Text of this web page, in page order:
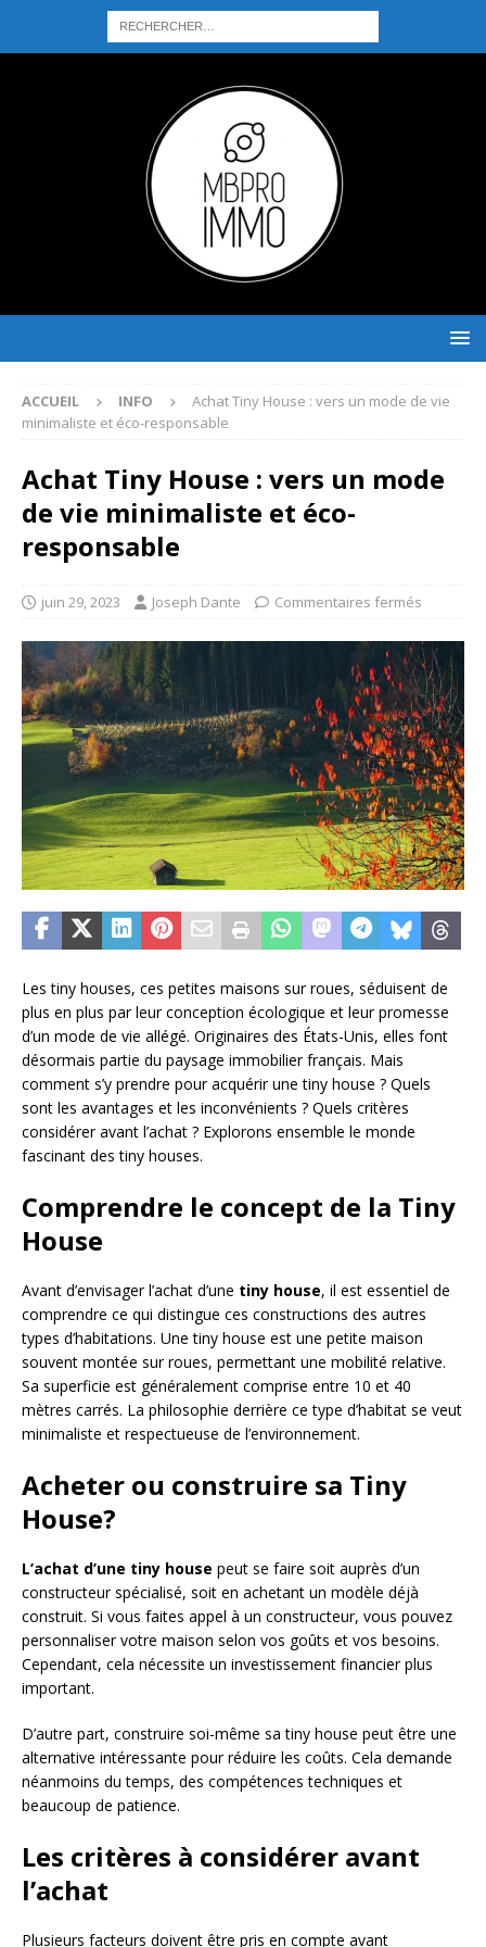
ACCUEIL INFO
Achat Tiny House : vers un mode de vie
minimaliste et éco-responsable
Achat Tiny House : vers un mode
de vie minimaliste et éco-
responsable
juin 29, 2023 Joseph Dante Commentaires fermés
Les tiny houses, ces petites maisons sur roues, séduisent de
plus en plus par leur conception écologique et leur promesse
d’un mode de vie allégé. Originaires des États-Unis, elles font
désormais partie du paysage immobilier français. Mais
comment s’y prendre pour acquérir une tiny house ? Quels
sont les avantages et les inconvénients ? Quels critères
considérer avant l’achat ? Explorons ensemble le monde
fascinant des tiny houses.
Comprendre le concept de la Tiny
House
Avant d’envisager l’achat d’une tiny house, il est essentiel de
comprendre ce qui distingue ces constructions des autres
types d’habitations. Une tiny house est une petite maison
souvent montée sur roues, permettant une mobilité relative.
Sa superficie est généralement comprise entre 10 et 40
mètres carrés. La philosophie derrière ce type d’habitat se veut
minimaliste et respectueuse de l’environnement.
Acheter ou construire sa Tiny
House?
L’achat d’une tiny house peut se faire soit auprès d’un
constructeur spécialisé, soit en achetant un modèle déjà
construit. Si vous faites appel à un constructeur, vous pouvez
personnaliser votre maison selon vos goûts et vos besoins.
Cependant, cela nécessite un investissement financier plus
important.
D’autre part, construire soi-même sa tiny house peut être une
alternative intéressante pour réduire les coûts. Cela demande
néanmoins du temps, des compétences techniques et
beaucoup de patience.
Les critères à considérer avant
l’achat
Plusieurs facteurs doivent être pris en compte avant